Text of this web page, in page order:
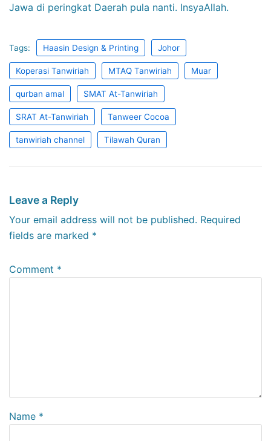
Jawa di peringkat Daerah pula nanti. InsyaAllah.
Tags: Haasin Design & Printing Johor
Koperasi Tanwiriah MTAQ Tanwiriah Muar
qurban amal SMAT At-Tanwiriah
SRAT At-Tanwiriah Tanweer Cocoa
tanwiriah channel Tilawah Quran
Leave a Reply
Your email address will not be published. Required
fields are marked *
Comment *
Name *